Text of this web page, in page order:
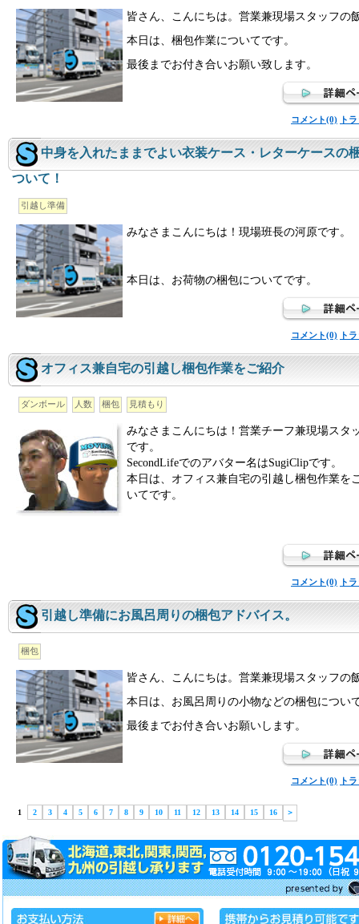
皆さん、こんにちは。営業兼現場スタッフの
本日は、梱包作業についてです。
最後までお付き合いお願い致します。
コメント(0) ト
中身を入れたままでよい衣装ケース・レターケースの
ついて！
引越し準備
みなさまこんにちは！現場班長の河原です。
本日は、お荷物の梱包についてです。
コメント(0) ト
オフィス兼自宅の引越し梱包作業をご紹介
ダンボール 人数 梱包 見積もり
みなさまこんにちは！営業チーフ兼現場スタ
です。
SecondLifeでのアバター名はSugiClipです。
本日は、オフィス兼自宅の引越し梱包作業を
いてです。
コメント(0) ト
引越し準備にお風呂周りの梱包アドバイス。
梱包
皆さん、こんにちは。営業兼現場スタッフの
本日は、お風呂周りの小物などの梱包につい
最後までお付き合いお願いします。
コメント(0) ト
1 2 3 4 5 6 7 8 9 10 11 12 13 14 15 16 ＞